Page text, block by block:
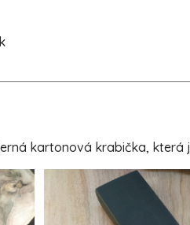
kartonová krabička, která